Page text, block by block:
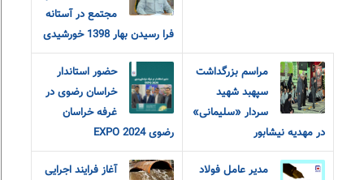
مجتمع در آستانه
فرا رسیدن بهار 1398 خورشیدی
مراسم بزرگداشت
سپهبد شهید
سردار «سلیمانی»
در مهدیه نیشابور
حضور استاندار
خراسان رضوی در
غرفه خراسان
رضوی EXPO 2024
مدیر عامل فولاد
آغاز فرایند اجرایی